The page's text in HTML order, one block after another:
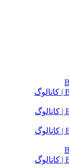
مینی لودر بابکت Bobcat T320 | کاتالوگ
مینی لودر بابکت Bobcat S185 | کاتالوگ
مینی لودر بابکت Bobcat S130 | کاتالوگ
مینی لودر بابکت Bobcat S300 | کاتالوگ